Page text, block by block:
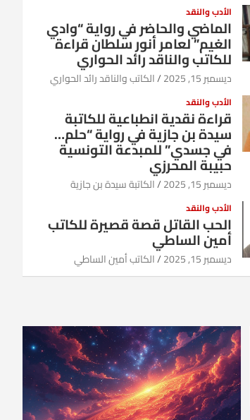
الأدب والنقد
الماضي والحاضر في رواية “وادي
الغيم” لعامر أنور سلطان قراءة
للكاتب والناقد رائد الحواري
ديسمبر 15, 2025 الكاتب والناقد رائد الحواري
الأدب والنقد
قراءة نقدية انطباعية للكاتبة
سيدة بن جازية في رواية “حلم…
في جسدي” للمبدعة التونسية
حبيبة المحرزي
ديسمبر 15, 2025 الكاتبة سيدة بن جازية
الأدب والنقد
الحب القاتل قصة قصيرة للكاتب
أمين الساطي
ديسمبر 15, 2025 الكاتب أمين الساطي